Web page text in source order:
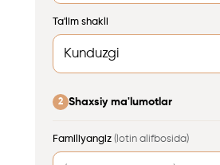
Ta'lim shakli
2 Shaxsiy ma'lumotlar
Familiyangiz (lotin alifbosida)